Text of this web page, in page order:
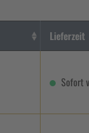
Lieferzeit
Sofort